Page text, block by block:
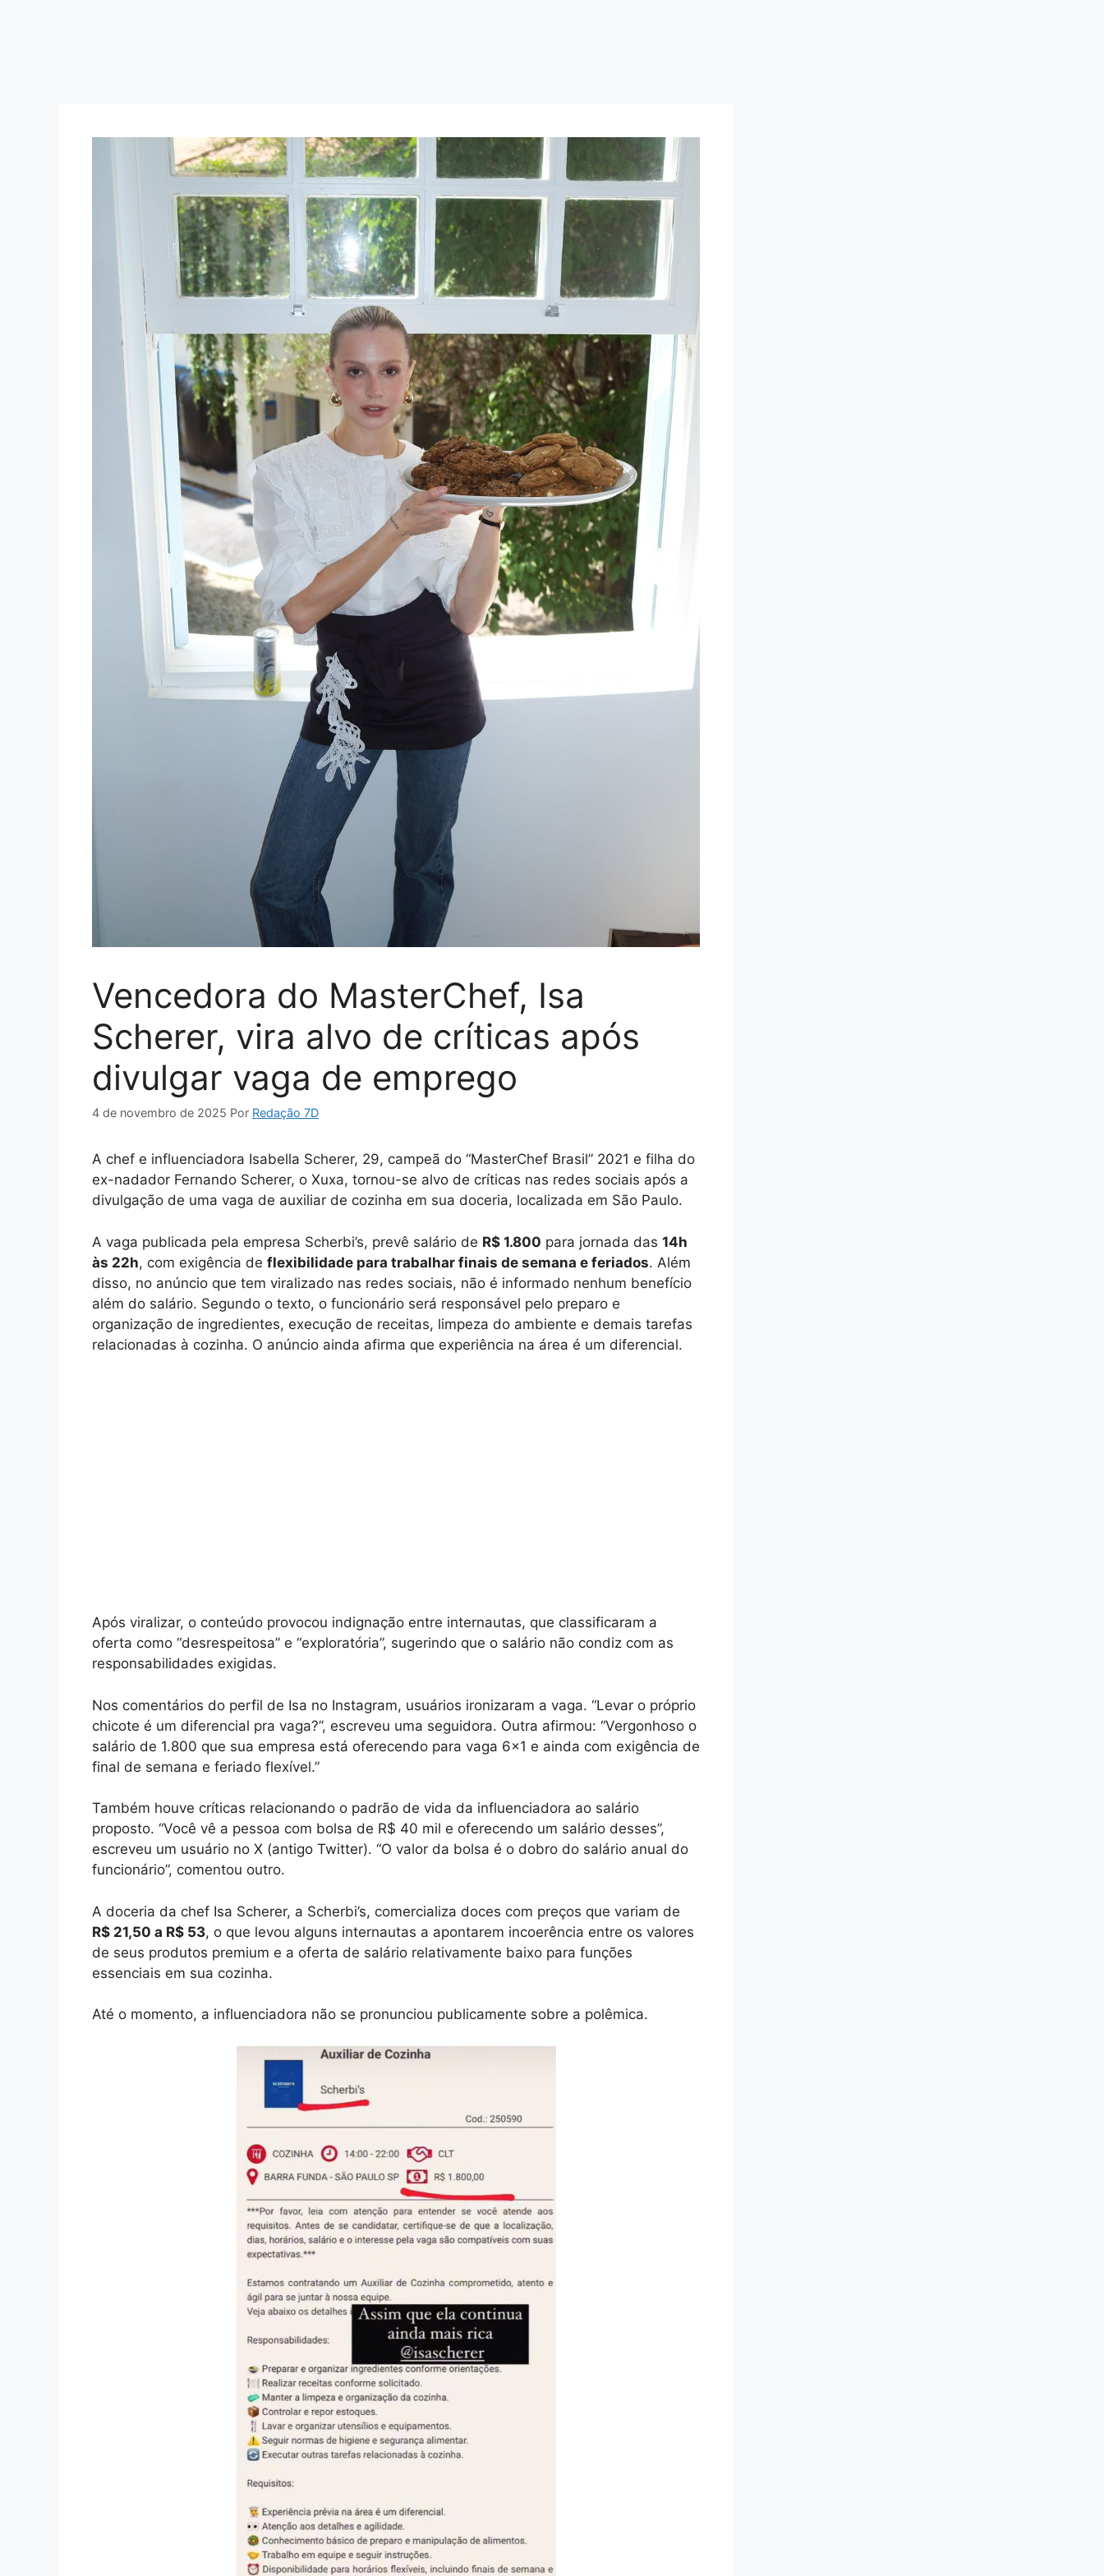
Vencedora do MasterChef, Isa
Scherer, vira alvo de críticas após
divulgar vaga de emprego
4 de novembro de 2025 Por Redação 7D
A chef e influenciadora Isabella Scherer, 29, campeã do “MasterChef Brasil” 2021 e filha do
ex-nadador Fernando Scherer, o Xuxa, tornou-se alvo de críticas nas redes sociais após a
divulgação de uma vaga de auxiliar de cozinha em sua doceria, localizada em São Paulo.
A vaga publicada pela empresa Scherbi’s, prevê salário de R$ 1.800 para jornada das 14h
às 22h, com exigência de flexibilidade para trabalhar finais de semana e feriados. Além
disso, no anúncio que tem viralizado nas redes sociais, não é informado nenhum benefício
além do salário. Segundo o texto, o funcionário será responsável pelo preparo e
organização de ingredientes, execução de receitas, limpeza do ambiente e demais tarefas
relacionadas à cozinha. O anúncio ainda afirma que experiência na área é um diferencial.
Após viralizar, o conteúdo provocou indignação entre internautas, que classificaram a
oferta como “desrespeitosa” e “exploratória”, sugerindo que o salário não condiz com as
responsabilidades exigidas.
Nos comentários do perfil de Isa no Instagram, usuários ironizaram a vaga. “Levar o próprio
chicote é um diferencial pra vaga?”, escreveu uma seguidora. Outra afirmou: “Vergonhoso o
salário de 1.800 que sua empresa está oferecendo para vaga 6×1 e ainda com exigência de
final de semana e feriado flexível.”
Também houve críticas relacionando o padrão de vida da influenciadora ao salário
proposto. “Você vê a pessoa com bolsa de R$ 40 mil e oferecendo um salário desses”,
escreveu um usuário no X (antigo Twitter). “O valor da bolsa é o dobro do salário anual do
funcionário”, comentou outro.
A doceria da chef Isa Scherer, a Scherbi’s, comercializa doces com preços que variam de
R$ 21,50 a R$ 53, o que levou alguns internautas a apontarem incoerência entre os valores
de seus produtos premium e a oferta de salário relativamente baixo para funções
essenciais em sua cozinha.
Até o momento, a influenciadora não se pronunciou publicamente sobre a polêmica.